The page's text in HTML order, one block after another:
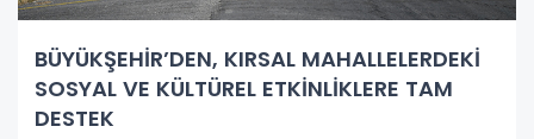
BÜYÜKŞEHİR’DEN, KIRSAL MAHALLELERDEKİ
SOSYAL VE KÜLTÜREL ETKİNLİKLERE TAM
DESTEK